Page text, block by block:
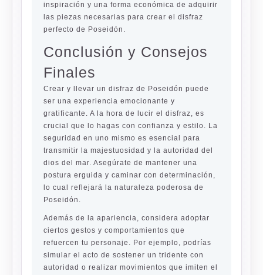
inspiración y una forma económica de adquirir
las piezas necesarias para crear el disfraz
perfecto de Poseidón.
Conclusión y Consejos
Finales
Crear y llevar un disfraz de Poseidón puede
ser una experiencia emocionante y
gratificante. A la hora de lucir el disfraz, es
crucial que lo hagas con confianza y estilo. La
seguridad en uno mismo es esencial para
transmitir la majestuosidad y la autoridad del
dios del mar. Asegúrate de mantener una
postura erguida y caminar con determinación,
lo cual reflejará la naturaleza poderosa de
Poseidón.
Además de la apariencia, considera adoptar
ciertos gestos y comportamientos que
refuercen tu personaje. Por ejemplo, podrías
simular el acto de sostener un tridente con
autoridad o realizar movimientos que imiten el